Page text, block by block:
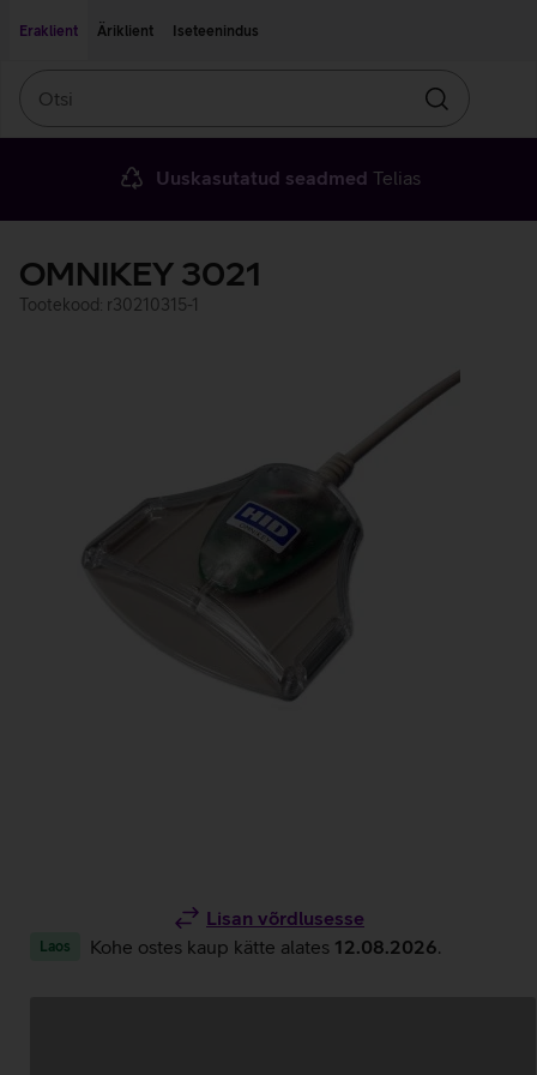
Eraklient
Äriklient Iseteenindus
Otsin
Uuskasutatud seadmed Telias
OMNIKEY 3021
Tootekood: r30210315-1
Lisan võrdlusesse
Laos Kohe ostes kaup kätte alates 12.08.2026